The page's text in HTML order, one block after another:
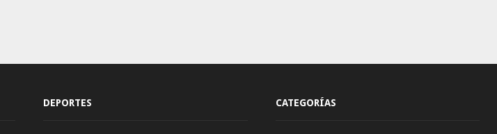
DEPORTES CATEGORÍAS